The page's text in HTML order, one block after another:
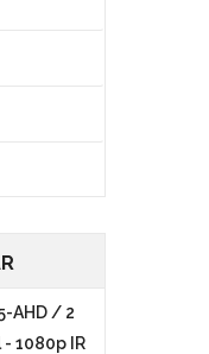
AHD / 2
1080p IR